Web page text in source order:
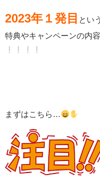
2023年１発目 とい
特典やキャンペーンの内
まずはこちら…